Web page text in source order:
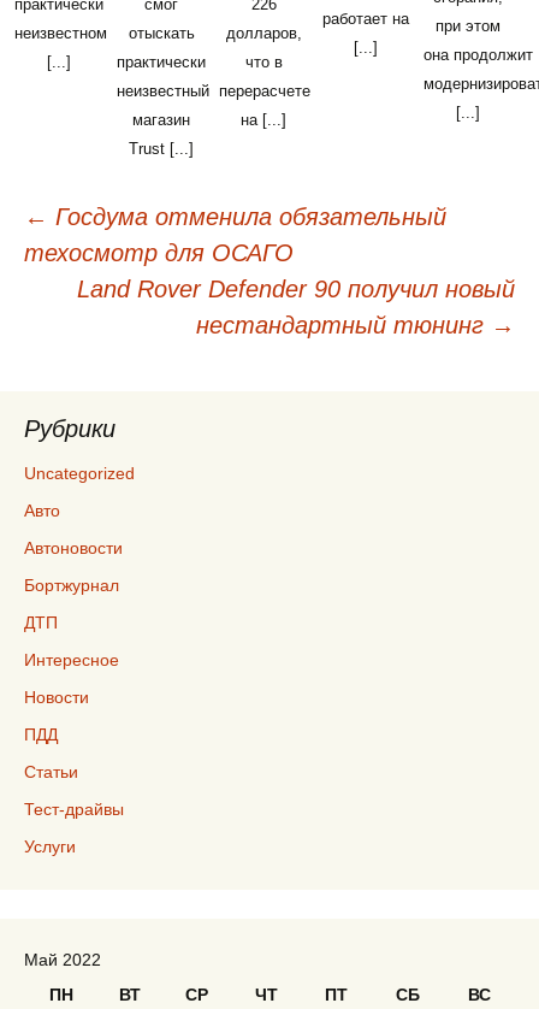
практически
неизвестном
[...]
смог
отыскать
практически
неизвестный
магазин
Trust [...]
226
долларов,
что в
перерасчете
на [...]
работает на
[...]
при этом
она продолжит
[...]
Навигация
записям
← Госдума отменила обязательный
техосмотр для ОСАГО
Land Rover Defender 90 получил новый
нестандартный тюнинг →
Рубрики
Uncategorized
Авто
Автоновости
Бортжурнал
ДТП
Интересное
Новости
ПДД
Статьи
Тест-драйвы
Услуги
Май 2022
ПН
ВТ СР ЧТ ПТ СБ ВС